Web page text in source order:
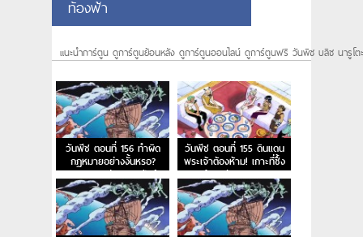
ท้องฟ้า
แนะนำการ์ตูน ดูการ์ตูนย้อนหลัง ดูการ์ตูนออนไลน์ ดูการ์ตูนฟรี วันพีซ บลีซ นารูโตะ
วันพีช ตอนที่ 156 ทำผิด
กฎหมายอย่างงั้นหรอ?
กฎหมายแห่งสกายเปียร์
วันพีช ตอนที่ 155 ดินแดน
พระเจ้าต้องห้าม! เกาะที่ซึ้ง
พระเจ้าอาศัย และ การลง
ทัณต์จากสวรรค์